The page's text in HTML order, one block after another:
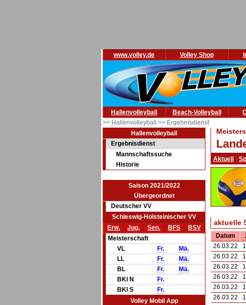
www.volley.de Volley Shop
Hallenvolleyball Beach-Volleyball
>> Hallenvolleyball >> Ergebnisdienst
Hallenvolleyball
Ergebnisdienst
Mannschaftssuche
Historie
Saison 2021/2022
Übergeordnet
Deutscher VV
Schleswig-Holsteinischer VV
Erw.
Jug. Sen. BFS
BSV
Meisterschaft
VL
Fr.
Mä.
LL
Fr.
Mä.
BL
Fr.
Mä.
BKl N
Fr.
BKl S
Fr.
Volley Mobil App
Aktuell
aktuelle
Datum
26.03.22
26.03.22
26.03.22
26.03.22
26.03.22
26.03.22